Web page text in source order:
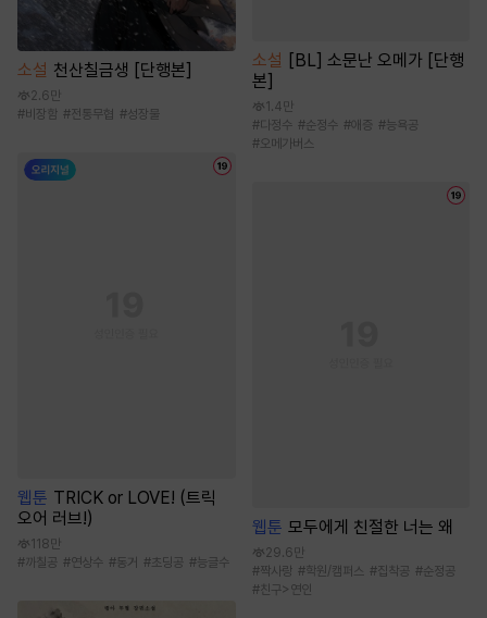
소설 천산칠금생 [단행본]
2.6만
#비장함 #전통무협 #성장물
웹툰 TRICK or LOVE! (트릭
오어 러브!)
118만
#까칠공 #연상수 #동거 #초딩공 #능글수
소설 [BL] 소문난 오메가 [단행
본]
1.4만
#다정수 #순정수 #애증 #능욕공
#오메가버스
웹툰 모두에게 친절한 너는 왜
29.6만
#짝사랑 #학원/캠퍼스 #집착공 #순정공
#친구>연인